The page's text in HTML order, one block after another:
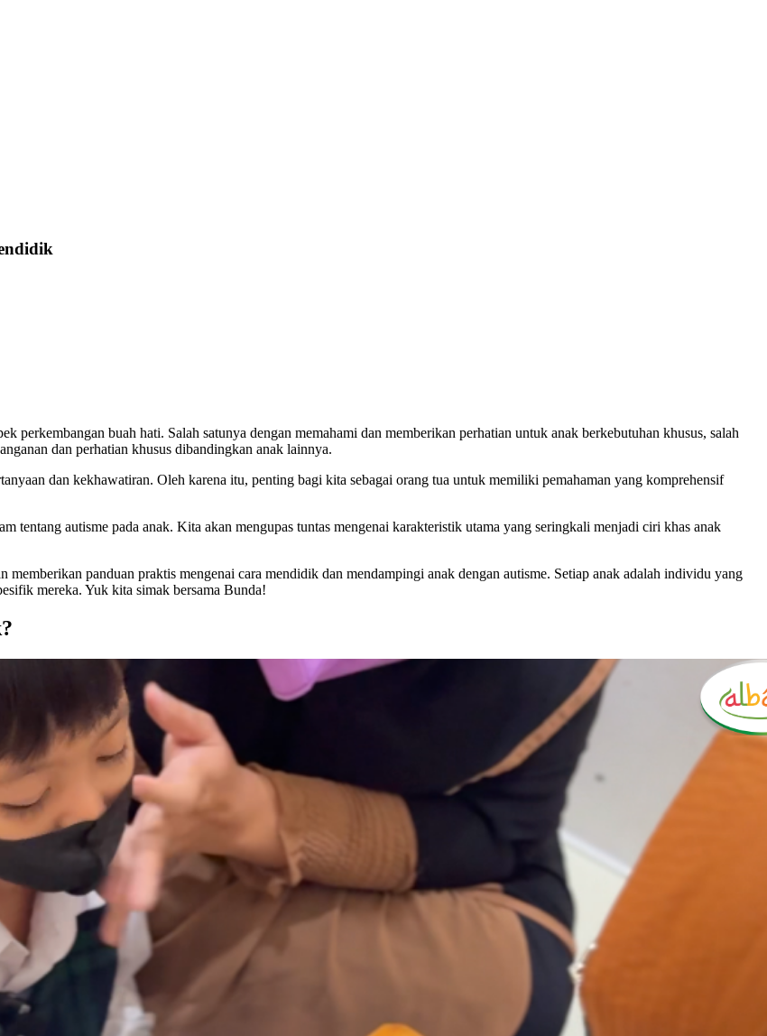
perkembangan buah hati. Salah satunya dengan memahami dan memberikan perhatian untuk anak berkebutuhan khusus, salah
dan perhatian khusus dibandingkan anak lainnya.
dan kekhawatiran. Oleh karena itu, penting bagi kita sebagai orang tua untuk memiliki pemahaman yang komprehensif
tentang autisme pada anak. Kita akan mengupas tuntas mengenai karakteristik utama yang seringkali menjadi ciri khas anak
panduan praktis mengenai cara mendidik dan mendampingi anak dengan autisme. Setiap anak adalah individu yang
mereka. Yuk kita simak bersama Bunda!